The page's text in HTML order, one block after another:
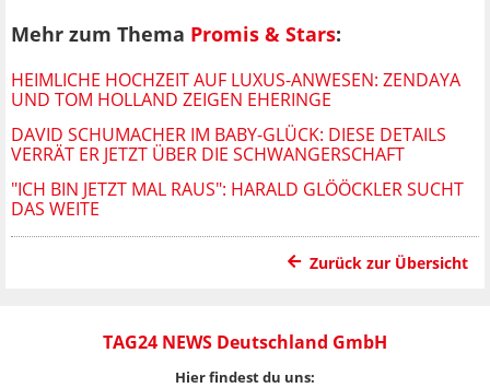
Mehr zum Thema Promis & Stars:
HEIMLICHE HOCHZEIT AUF LUXUS-ANWESEN: ZENDAYA
UND TOM HOLLAND ZEIGEN EHERINGE
DAVID SCHUMACHER IM BABY-GLÜCK: DIESE DETAILS
VERRÄT ER JETZT ÜBER DIE SCHWANGERSCHAFT
"ICH BIN JETZT MAL RAUS": HARALD GLÖÖCKLER SUCHT
DAS WEITE
Zurück zur Übersicht
TAG24 NEWS Deutschland GmbH
Hier findest du uns: